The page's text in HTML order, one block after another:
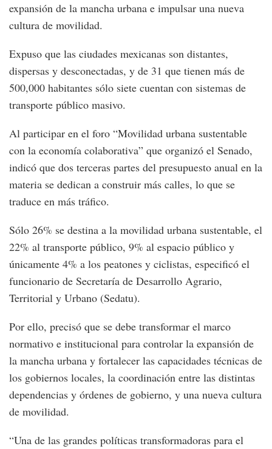
expansión de la mancha urbana e impulsar una nueva
cultura de movilidad.
Expuso que las ciudades mexicanas son distantes,
dispersas y desconectadas, y de 31 que tienen más de
500,000 habitantes sólo siete cuentan con sistemas de
transporte público masivo.
Al participar en el foro “Movilidad urbana sustentable
con la economía colaborativa” que organizó el Senado,
indicó que dos terceras partes del presupuesto anual en la
materia se dedican a construir más calles, lo que se
traduce en más tráfico.
Sólo 26% se destina a la movilidad urbana sustentable, el
22% al transporte público, 9% al espacio público y
únicamente 4% a los peatones y ciclistas, especificó el
funcionario de Secretaría de Desarrollo Agrario,
Territorial y Urbano (Sedatu).
Por ello, precisó que se debe transformar el marco
normativo e institucional para controlar la expansión de
la mancha urbana y fortalecer las capacidades técnicas de
los gobiernos locales, la coordinación entre las distintas
dependencias y órdenes de gobierno, y una nueva cultura
de movilidad.
“Una de las grandes políticas transformadoras para el